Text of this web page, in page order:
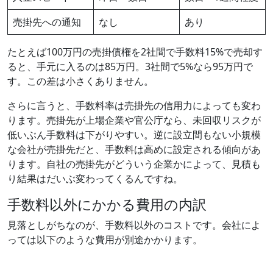
売掛先への通知
なし あり
たとえば100万円の売掛債権を2社間で手数料15%で売却す
ると、手元に入るのは85万円。3社間で5%なら95万円で
す。この差は小さくありません。
さらに言うと、手数料率は売掛先の信用力によっても変わ
ります。売掛先が上場企業や官公庁なら、未回収リスクが
低いぶん手数料は下がりやすい。逆に設立間もない小規模
な会社が売掛先だと、手数料は高めに設定される傾向があ
ります。自社の売掛先がどういう企業かによって、見積も
り結果はだいぶ変わってくるんですね。
手数料以外にかかる費用の内訳
見落としがちなのが、手数料以外のコストです。会社によ
っては以下のような費用が別途かかります。